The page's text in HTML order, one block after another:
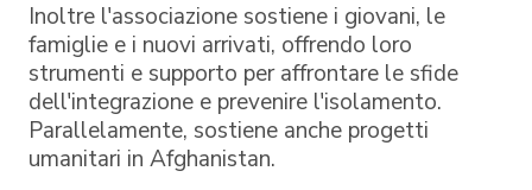
Inoltre l'associazione sostiene i giovani, le
famiglie e i nuovi arrivati, offrendo loro
strumenti e supporto per affrontare le sfide
dell'integrazione e prevenire l'isolamento.
Parallelamente, sostiene anche progetti
umanitari in Afghanistan.